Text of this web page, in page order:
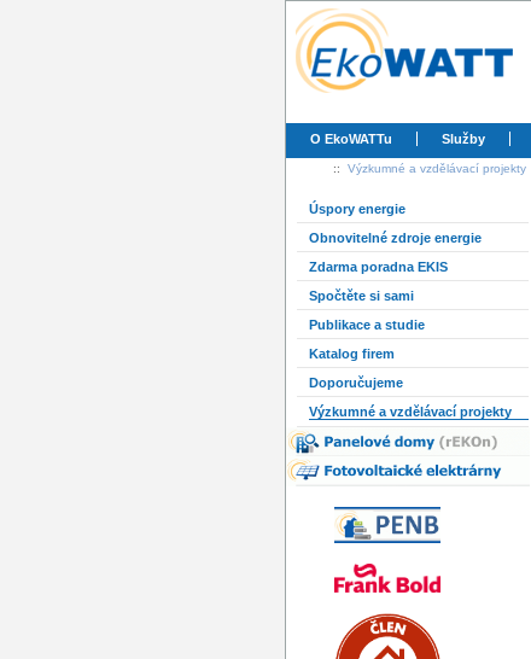
O EkoWATTu Služby
:: Výzkumné a vzdělávací projekty
Úspory energie
Obnovitelné zdroje energie
Zdarma poradna EKIS
Spočtěte si sami
Publikace a studie
Katalog firem
Doporučujeme
Výzkumné a vzdělávací projekty